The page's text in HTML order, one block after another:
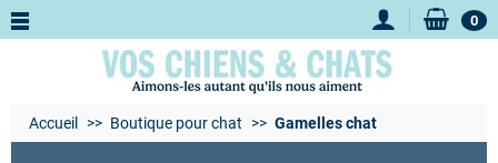
0
Accueil Boutique pour chat Gamelles chat